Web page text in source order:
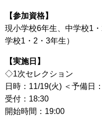
【参加資格】
現小学校6年生、中学校1
学校1・2・3年生）
【実施日】
◇1次セレクション
日時：11/19(火) ＜予備日
受付：18:30
開始時間：19:00